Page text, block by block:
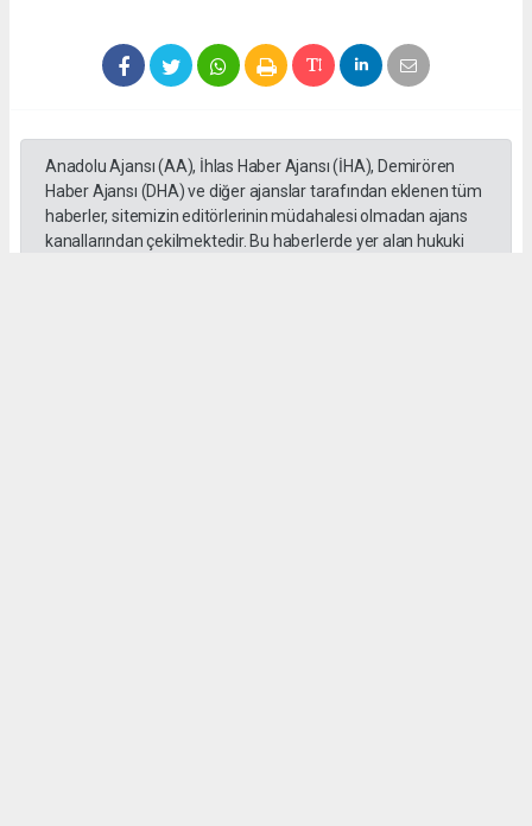
Anadolu Ajansı (AA), İhlas Haber Ajansı (İHA), Demirören
Haber Ajansı (DHA) ve diğer ajanslar tarafından eklenen tüm
haberler, sitemizin editörlerinin müdahalesi olmadan ajans
kanallarından çekilmektedir. Bu haberlerde yer alan hukuki